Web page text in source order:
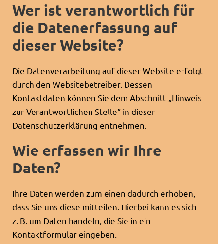
Wer ist verantwortlich für
die Datenerfassung auf
dieser Website?
Die Datenverarbeitung auf dieser Website erfolgt
durch den Websitebetreiber. Dessen
Kontaktdaten können Sie dem Abschnitt „Hinweis
zur Verantwortlichen Stelle“ in dieser
Datenschutzerklärung entnehmen.
Wie erfassen wir Ihre
Daten?
Ihre Daten werden zum einen dadurch erhoben,
dass Sie uns diese mitteilen. Hierbei kann es sich
z. B. um Daten handeln, die Sie in ein
Kontaktformular eingeben.